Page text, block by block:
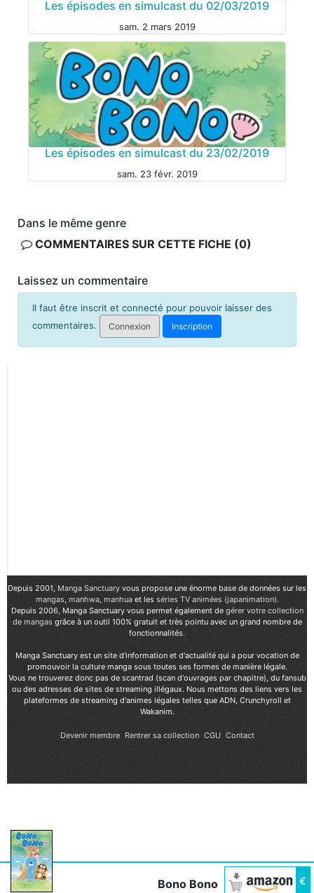
Bono Bono €
MANGA
MANGA
Les épisodes en simulcast du 02/03/2019
sam. 2 mars 2019
Les épisodes en simulcast du 23/02/2019
sam. 23 févr. 2019
Dans le même genre
COMMENTAIRES SUR CETTE FICHE (0)
Laissez un commentaire
Il faut être inscrit et connecté pour pouvoir laisser des
commentaires.
Connexion Inscription
Depuis 2001, Manga Sanctuary vous propose une énorme base de données sur les
mangas, manhwa, manhuaet les séries TV animées (japanimation).
Depuis 2006, Manga Sanctuary vous permet également de gérer votre collection
de mangasgrâce à un outil 100% gratuit et très pointu avec un grand nombre de
fonctionnalités.
Manga Sanctuary est un site d'information et d'actualité qui a pour vocation de
promouvoir la culture manga sous toutes ses formes de manière légale.
Vous ne trouverez donc pas de scantrad (scan d'ouvrages par chapitre), du fansub
ou des adresses de sites de streaming illégaux. Nous mettons des liens vers les
plateformes de streaming d'animes légales telles que ADN, Crunchyroll et
Wakanim.
Devenir membre Rentrer sa collection CGU Contact